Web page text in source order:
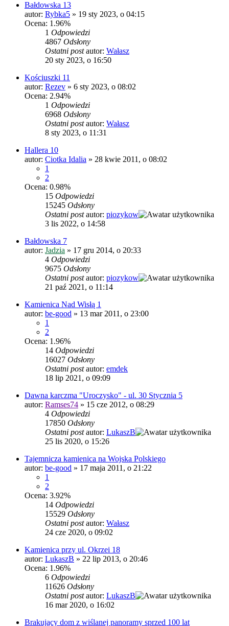
Bałdowska 13
autor: Rybka5 » 19 sty 2023, o 04:15
Ocena: 1.96%
1 Odpowiedzi
4867 Odsłony
Ostatni postautor: Wałasz
20 sty 2023, o 16:50
Kościuszki 11
autor: Rezev » 6 sty 2023, o 08:02
Ocena: 2.94%
1 Odpowiedzi
6968 Odsłony
Ostatni postautor: Wałasz
8 sty 2023, o 11:31
Hallera 10
autor: Ciotka Idalia » 28 kwie 2011, o 08:02
1
2
Ocena: 0.98%
15 Odpowiedzi
15245 Odsłony
Ostatni postautor: piozykow
3 lis 2022, o 14:58
Bałdowska 7
autor: Jadzia » 17 gru 2014, o 20:33
4 Odpowiedzi
9675 Odsłony
Ostatni postautor: piozykow
21 paź 2021, o 11:14
Kamienica Nad Wisłą 1
autor: be-good » 13 mar 2011, o 23:00
1
2
Ocena: 1.96%
14 Odpowiedzi
16027 Odsłony
Ostatni postautor: emdek
18 lip 2021, o 09:09
Dawna karczma "Uroczysko" - ul. 30 Stycznia 5
autor: Ramses74 » 15 cze 2012, o 08:29
4 Odpowiedzi
17850 Odsłony
Ostatni postautor: LukaszB
25 lis 2020, o 15:26
Tajemnicza kamienica na Wojska Polskiego
autor: be-good » 17 maja 2011, o 21:22
1
2
Ocena: 3.92%
14 Odpowiedzi
15529 Odsłony
Ostatni postautor: Wałasz
24 cze 2020, o 09:02
Kamienica przy ul. Okrzei 18
autor: LukaszB » 22 lip 2013, o 20:46
Ocena: 1.96%
6 Odpowiedzi
11626 Odsłony
Ostatni postautor: LukaszB
16 mar 2020, o 16:02
Brakujący dom z wiślanej panoramy sprzed 100 lat